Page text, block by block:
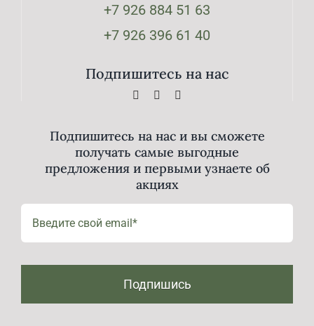
+7 926 884 51 63
+7 926 396 61 40
Подпишитесь на нас
Подпишитесь на нас и вы сможете
получать самые выгодные
предложения и первыми узнаете об
акциях
Подпишись